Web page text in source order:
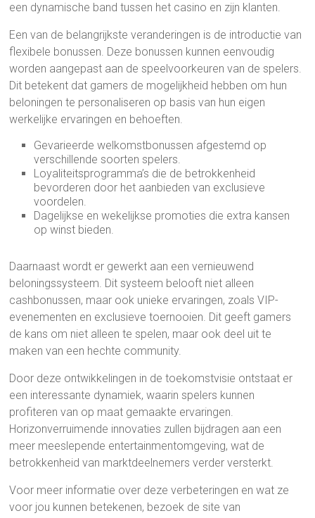
een dynamische band tussen het casino en zijn klanten.
Een van de belangrijkste veranderingen is de introductie van
flexibele bonussen. Deze bonussen kunnen eenvoudig
worden aangepast aan de speelvoorkeuren van de spelers.
Dit betekent dat gamers de mogelijkheid hebben om hun
beloningen te personaliseren op basis van hun eigen
werkelijke ervaringen en behoeften.
Gevarieerde welkomstbonussen afgestemd op
verschillende soorten spelers.
Loyaliteitsprogramma’s die de betrokkenheid
bevorderen door het aanbieden van exclusieve
voordelen.
Dagelijkse en wekelijkse promoties die extra kansen
op winst bieden.
Daarnaast wordt er gewerkt aan een vernieuwend
beloningssysteem. Dit systeem belooft niet alleen
cashbonussen, maar ook unieke ervaringen, zoals VIP-
evenementen en exclusieve toernooien. Dit geeft gamers
de kans om niet alleen te spelen, maar ook deel uit te
maken van een hechte community.
Door deze ontwikkelingen in de toekomstvisie ontstaat er
een interessante dynamiek, waarin spelers kunnen
profiteren van op maat gemaakte ervaringen.
Horizonverruimende innovaties zullen bijdragen aan een
meer meeslepende entertainmentomgeving, wat de
betrokkenheid van marktdeelnemers verder versterkt.
Voor meer informatie over deze verbeteringen en wat ze
voor jou kunnen betekenen, bezoek de site van